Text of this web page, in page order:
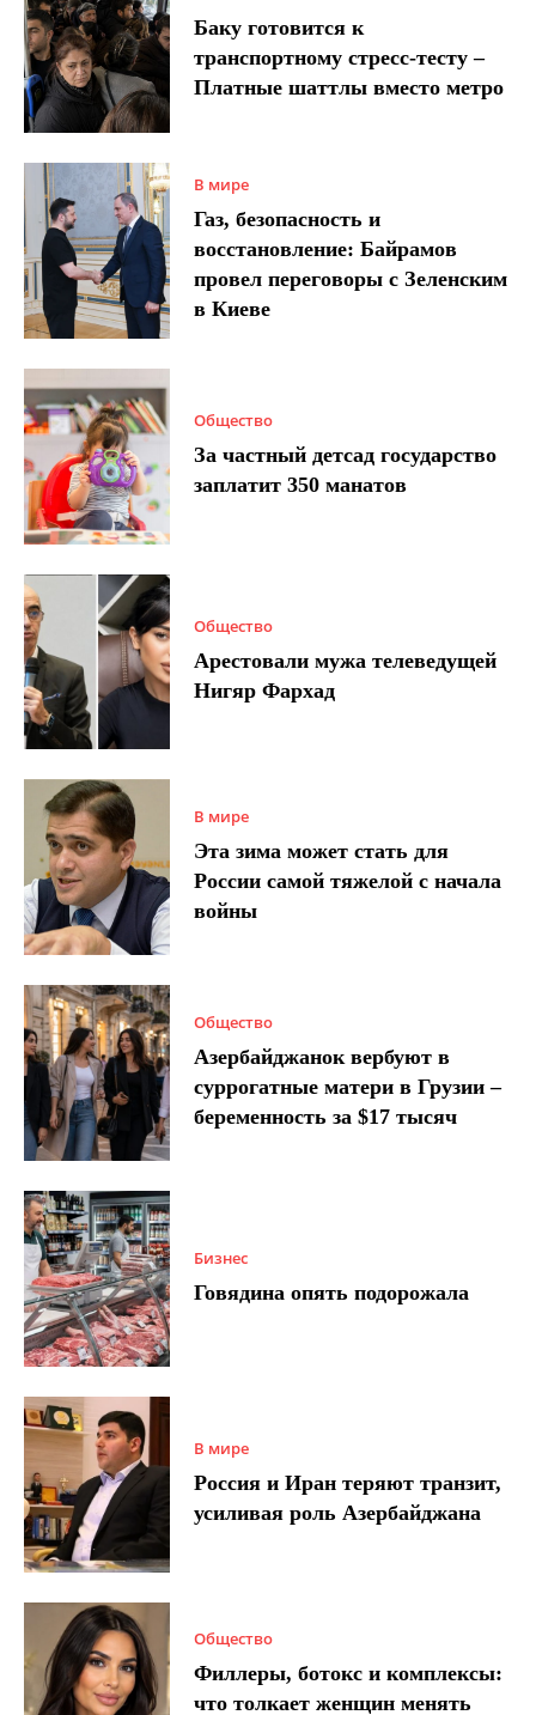
Баку готовится к
транспортному стресс-тесту –
Платные шаттлы вместо метро
В мире
Газ, безопасность и
восстановление: Байрамов
провел переговоры с Зеленским
в Киеве
Общество
За частный детсад государство
заплатит 350 манатов
Общество
Арестовали мужа телеведущей
Нигяр Фархад
В мире
Эта зима может стать для
России самой тяжелой с начала
войны
Общество
Азербайджанок вербуют в
суррогатные матери в Грузии –
беременность за $17 тысяч
Бизнес
Говядина опять подорожала
В мире
Россия и Иран теряют транзит,
усиливая роль Азербайджана
Общество
Филлеры, ботокс и комплексы:
что толкает женщин менять